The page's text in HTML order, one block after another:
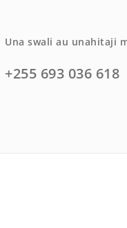
Una swali au unahitaji
+255 693 036 618